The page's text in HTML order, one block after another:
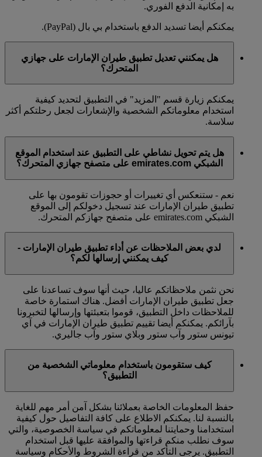
به إمكانية الدفع الفوري.
يمكنكم أيضا تسديد الدفع باستخدام بي بال (PayPal).
هل يمكنني تعديل تطبيق طيران الإمارات على جهازي
المتحرك؟
يمكنكم زيارة قسم "المزيد" في التطبيق لتحديد كيفية
استخدام معلوماتكم الشخصية والإشعارات لجعل رحلتكم أكثر
سلاسة.
هل يتم تحويل نشاطي على التطبيق عند استخدام الموقع
الشبكي emirates.com على متصفح جهازي المتحرك؟
نعم - ستنعكس أي تغييرات أو حجوزات تقومون بها على
تطبيق طيران الإمارات عند تسجيل دخولكم إلى الموقع
الشبكي emirates.com على متصفح جهازكم المتحرك.
لدي بعض الملاحظات عن أداء تطبيق طيران الإمارات -
كيف يمكنني إرسالها لكم؟
نحن نثمن ملاحظاتكم عاليا، حيث أنها سوف تساعدنا على
جعل تطبيق طيران الإمارات أفضل. هناك استمارة خاصة
للملاحظات داخل التطبيق، قوموا بتعبئتها وإرسالها لتخبرونا
بآرائكم. يمكنكم أيضا تقييم تطبيق طيران الإمارات في آي
تيونس ستور وآب ستور وبلاي ستور وآب جاليري.
كيف ستقومون باستخدام معلوماتي الشخصية من
التطبيق؟
حفظ المعلومات الخاصة بعملائنا بشكل آمن أمر مهم للغاية
بالنسبة لنا. يمكنكم الاطلاع على كافة التفاصيل حول كيفية
استخدامنا وحمايتنا لمعلوماتكم في سياسة الخصوصية، والتي
سوف نطلب منكم قراءتها والموافقة عليها قبل استخدام
التطبيق. يرجى التأكد من قراءة الشروط والأحكام وسياسة